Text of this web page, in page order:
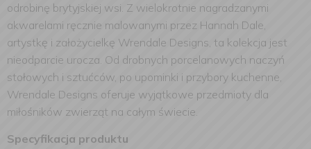
odrobinę brytyjskiej wsi. Z wielokrotnie nagradzanymi
akwarelami ręcznie malowanymi przez Hannah Dale,
artystkę i założycielkę Wrendale Designs, ta kolekcja jest
nieodparcie urocza. Od drobnych porcelanowych naczyń
stołowych i sztućców, po upominki i przybory kuchenne,
Wrendale Designs oferuje wyjątkowe przedmioty dla
miłośników zwierząt na całym świecie.
Specyfikacja produktu